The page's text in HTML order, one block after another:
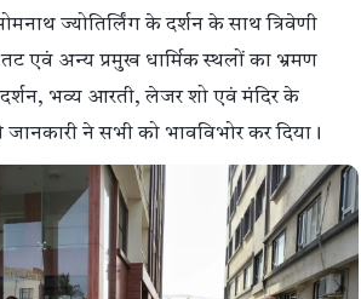
ज्योतिर्लिंग के दर्शन के साथ त्रिवेणी
एवं अन्य प्रमुख धार्मिक स्थलों का भ्रमण
भव्य आरती, लेजर शो एवं मंदिर के
जानकारी ने सभी को भावविभोर कर दिया।